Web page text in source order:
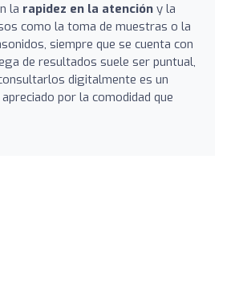
la rapidez en la atención y la
como la toma de muestras o la
siempre que se cuenta con
de resultados suele ser puntual,
digitalmente es un
por la comodidad que